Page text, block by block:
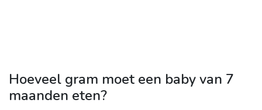
Hoeveel gram moet een baby van 7
maanden eten?